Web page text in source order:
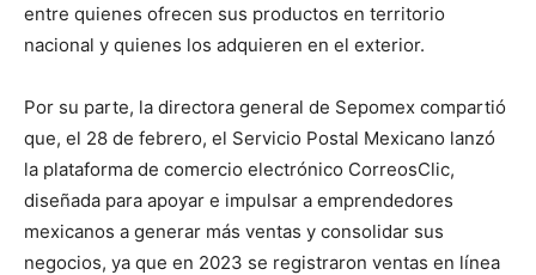
entre quienes ofrecen sus productos en territorio
nacional y quienes los adquieren en el exterior.
Por su parte, la directora general de Sepomex compartió
que, el 28 de febrero, el Servicio Postal Mexicano lanzó
la plataforma de comercio electrónico CorreosClic,
diseñada para apoyar e impulsar a emprendedores
mexicanos a generar más ventas y consolidar sus
negocios, ya que en 2023 se registraron ventas en línea